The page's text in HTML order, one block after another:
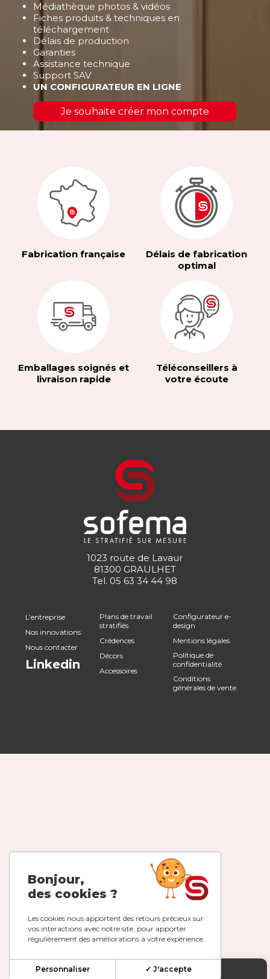
Médiathèque photos & vidéos
Fiches produits & techniques en
téléchargement
Délais de production
Garanties
Assistance technique
Support SAV
UN CONFIGURATEUR EN LIGNE
Je souhaite créer mon compte
Fabrication française
Délais de fabrication
optimal
Emballages soignés et
livraison rapide
Téléconseillers à
votre écoute
1023 route de Lavaur
81300 GRAULHET
Tel. 05 63 34 44 98
L’entreprise
Nos innovations
Nous contacter
Linkedin
Plans de travail
stratifiés
Crédences
Décors
Accessoires
Configurateur e-
design
Mentions légales
Politique de
confidentialité
Conditions
générales de vente
Bonjour,
des cookies ?
Les cookies nous apportent des retours précieux sur
vos interactions avec notre site, pour apporter
régulièrement des améliorations à votre expérience.
✓ J'accepte
Personnaliser